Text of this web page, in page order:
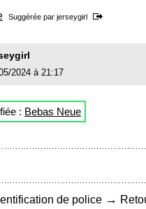
Suggérée par jerseygirl
2024 à 21:17
: Bebas Neue
de police →